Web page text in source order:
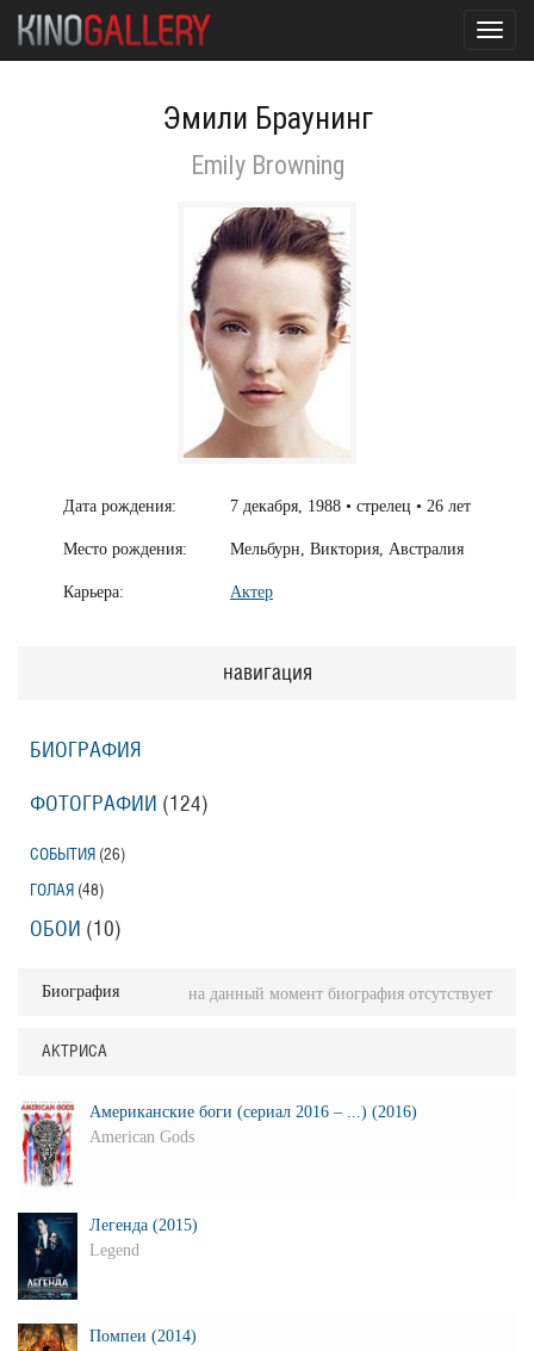
Эмили Браунинг
Emily Browning
Дата рождения: 7 декабря, 1988 • стрелец • 26 лет
Место рождения: Мельбурн, Виктория, Австралия
Карьера: Актер
навигация
БИОГРАФИЯ
ФОТОГРАФИИ (124)
СОБЫТИЯ (26)
ГОЛАЯ (48)
ОБОИ (10)
Биография на данный момент биография отсутствует
АКТРИСА
Американские боги (сериал 2016 – ...) (2016)
American Gods
Легенда (2015)
Legend
Помпеи (2014)